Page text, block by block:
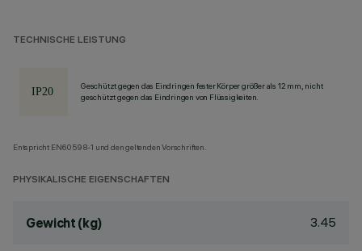
TECHNISCHE LEISTUNG
Geschützt gegen das Eindringen fester Körper größer als 12 mm, nicht
geschützt gegen das Eindringen von Flüssigkeiten.
Entspricht EN60598-1 und den geltenden Vorschriften.
PHYSIKALISCHE EIGENSCHAFTEN
Gewicht (kg) 3.45